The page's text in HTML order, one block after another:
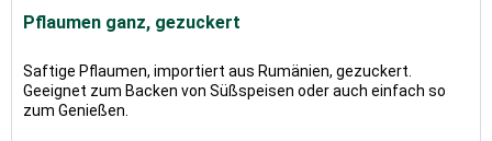
Pflaumen ganz, gezuckert
Saftige Pflaumen, importiert aus Rumänien, gezuckert.
Geeignet zum Backen von Süßspeisen oder auch einfach so
zum Genießen.